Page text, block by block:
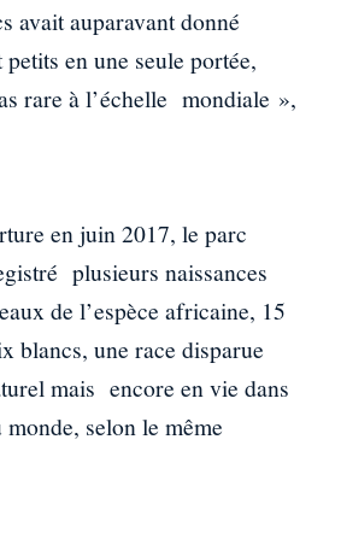
avait auparavant donné
en une seule portée,
rare à l’échelle mondiale »,
en juin 2017, le parc
plusieurs naissances
de l’espèce africaine, 15
blancs, une race disparue
mais encore en vie dans
selon le même